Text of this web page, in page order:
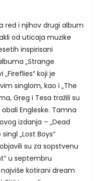
red i njihov drugi album
od uticaja muzike
inspirisani
„Strange
„Fireflies“ koji je
singlom, kao i „The
Greg i Tesa tražili su
Engleske. Tamna
izdanja – „Dead
„Lost Boys“
su za sopstvenu
u septembru
najviše kotirani dream